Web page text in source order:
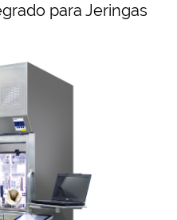
para Jeringas